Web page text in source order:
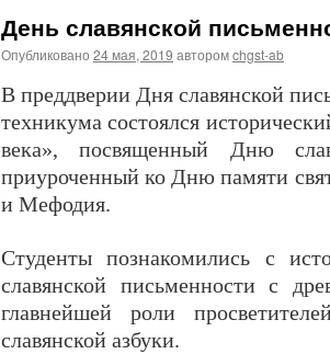
День славянской
Опубликовано 24 мая, 2019 авторомchgst-ab
В преддверии Дня славянской
техникума состоялся
века», посвященный Дню
приуроченный ко Дню памяти
и Мефодия.
Студенты познакомились с
славянской письменности с
главнейшей роли
славянской азбуки.